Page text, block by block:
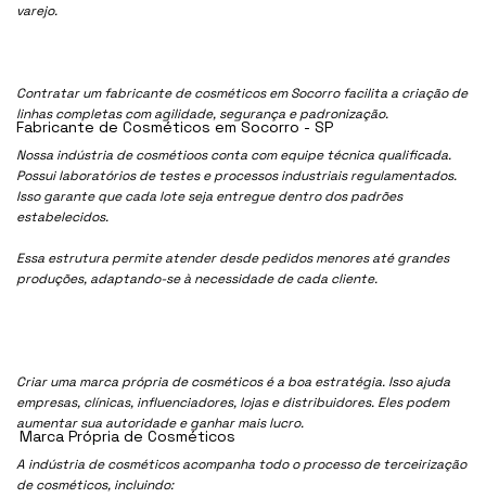
varejo.
Contratar um fabricante de cosméticos em Socorro facilita a criação de
linhas completas com agilidade, segurança e padronização.
Nossa indústria de cosmétioos conta com equipe técnica qualificada.
Possui laboratórios de testes e processos industriais regulamentados.
Isso garante que cada lote seja entregue dentro dos padrões
estabelecidos.
Essa estrutura permite atender desde pedidos menores até grandes
produções, adaptando-se à necessidade de cada cliente.
Criar uma marca própria de cosméticos é a boa estratégia. Isso ajuda
empresas, clínicas, influenciadores, lojas e distribuidores. Eles podem
aumentar sua autoridade e ganhar mais lucro.
A indústria de cosméticos acompanha todo o processo de terceirização
de cosméticos, incluindo:
Fabricante de Cosméticos em Socorro - SP
Marca Própria de Cosméticos